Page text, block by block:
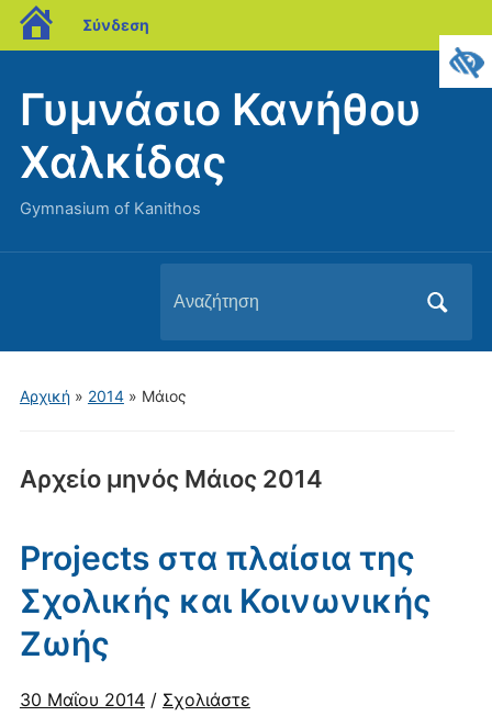
blogs.sch.gr
Σύνδεση
Γυμνάσιο Κανήθου
Χαλκίδας
Gymnasium of Kanithos
για:
Αρχική» 2014» Μάιος
Αρχείο μηνός Μάιος 2014
Projects στα πλαίσια της
Σχολικής και Κοινωνικής
Ζωής
30 Μαΐου 2014 / Σχολιάστε